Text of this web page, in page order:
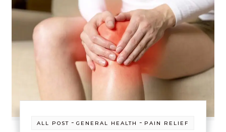
ALL POST -GENERAL HEALTH - PAIN RELIEF